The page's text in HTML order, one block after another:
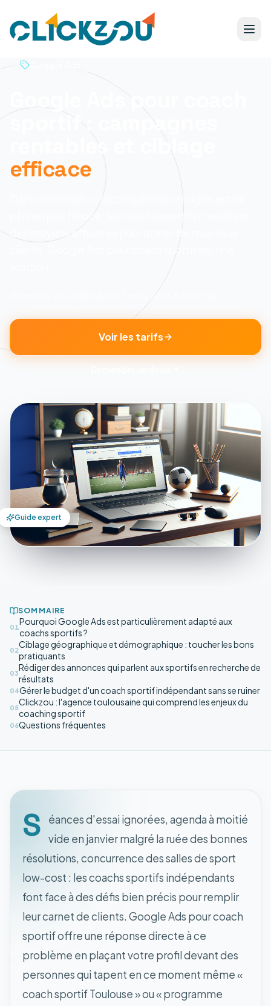
Google Ads pour coach
sportif : campagnes
rentables et ciblage
efficace
Dans un monde où la compétition en ligne est de
plus en plus féroce, les coachs sportifs cherchent
des moyens efficaces pour attirer de nouveaux
clients. Google Ads pour coach sportif est une
5 mars 2026
Voir les tarifs
Guide expert
SOMMAIRE
01
Pourquoi Google Ads est particulièrement adapté aux
coachs sportifs ?
02
Ciblage géographique et démographique : toucher les bons
pratiquants
03
Rédiger des annonces qui parlent aux sportifs en recherche de
résultats
04Gérer le budget d'un coach sportif indépendant sans se ruiner
05
Clickzou : l'agence toulousaine qui comprend les enjeux du
coaching sportif
06Questions fréquentes
S
éances d'essai ignorées, agenda à moitié
vide en janvier malgré la ruée des bonnes
résolutions, concurrence des salles de sport
low-cost : les coachs sportifs indépendants
font face à des défis bien précis pour remplir
leur carnet de clients. Google Ads pour coach
sportif offre une réponse directe à ce
problème en plaçant votre profil devant des
personnes qui tapent en ce moment même «
coach sportif Toulouse » ou « programme